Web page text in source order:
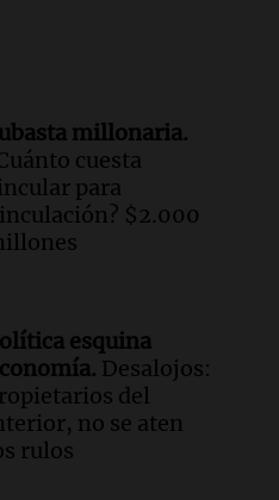
millonaria.
cuesta
para
$2.000
esquina
Desalojos:
del
no se aten
rulos